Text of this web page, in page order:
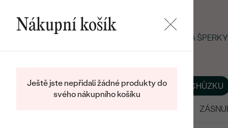
LETNÍ BLACK FRIDAY: −25 % NA
BLOGŠPERKY NA MÍRU DOMLUVIT SI SCHŮZKU
Nákupní košík
Ještě jste nepřidali žádné produkty do
svého nákupního košíku